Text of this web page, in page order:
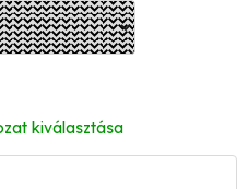
kiválasztása